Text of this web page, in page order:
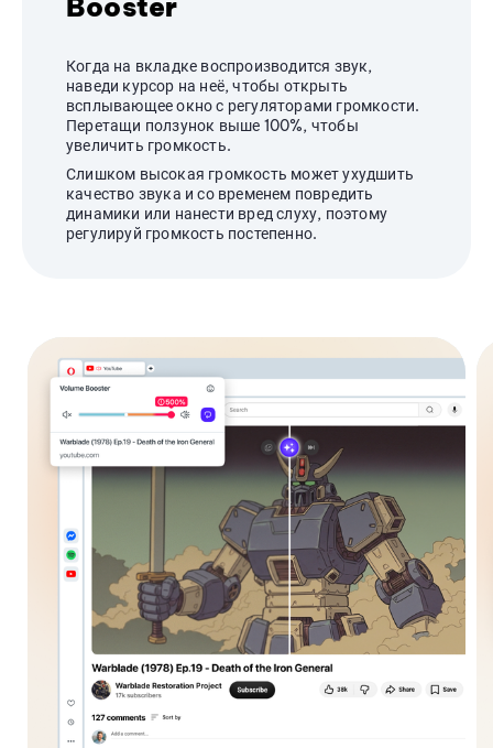
Booster
Когда на вкладке воспроизводится звук,
наведи курсор на неё, чтобы открыть
всплывающее окно с регуляторами громкости.
Перетащи ползунок выше 100%, чтобы
увеличить громкость.
Слишком высокая громкость может ухудшить
качество звука и со временем повредить
динамики или нанести вред слуху, поэтому
регулируй громкость постепенно.